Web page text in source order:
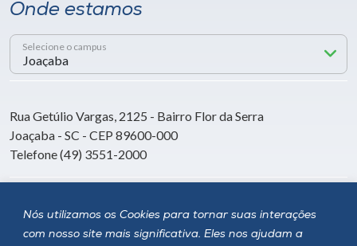
Nós utilizamos os Cookies para tornar suas interações
com nosso site mais significativa. Eles nos ajudam a
Onde estamos
Selecione o campus
Rua Getúlio Vargas, 2125 - Bairro Flor da Serra
Joaçaba - SC - CEP 89600-000
Telefone (49) 3551-2000
Siga a Unoesc